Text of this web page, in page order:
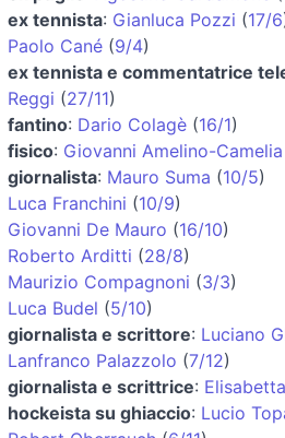
ex tennista: Gianluca Pozzi (17/6
Paolo Cané (9/4)
ex tennista e commentatrice
Reggi (27/11)
fantino: Dario Colagè (16/1)
fisico: Giovanni Amelino-Camelia
giornalista: Mauro Suma (10/5)
Luca Franchini (10/9)
Giovanni De Mauro (16/10)
Roberto Arditti (28/8)
Maurizio Compagnoni (3/3)
Luca Budel (5/10)
giornalista e scrittore: Luciano
Lanfranco Palazzolo (7/12)
giornalista e scrittrice:
hockeista su ghiaccio: Lucio